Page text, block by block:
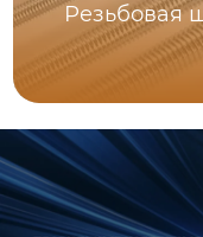
Резьбовая